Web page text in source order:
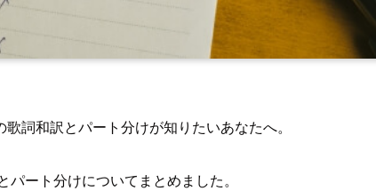
詞和訳とパート分けが知りたいあなたへ。
ート分けについてまとめました。